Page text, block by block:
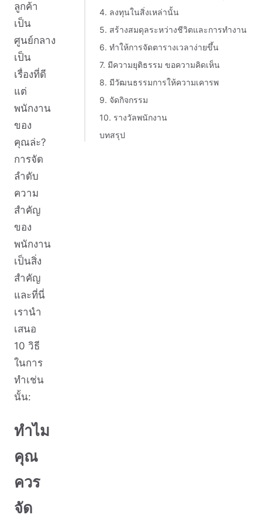
ลูกค้า
เป็น
ศูนย์กลาง
เป็น
เรื่องที่ดี
แต่
พนักงาน
ของ
คุณล่ะ?
การจัด
ลำดับ
ความ
สำคัญ
ของ
พนักงาน
เป็นสิ่ง
สำคัญ
และที่นี่
เรานำ
เสนอ
10 วิธี
ในการ
ทำเช่น
นั้น:
ทำไม
คุณ
ควร
จัด
4. ลงทุนในสิ่งเหล่านั้น
5. สร้างสมดุลระหว่างชีวิตและการทำงาน
6. ทำให้การจัดตารางเวลาง่ายขึ้น
7. มีความยุติธรรม ขอความคิดเห็น
8. มีวัฒนธรรมการให้ความเคารพ
9. จัดกิจกรรม
10. รางวัลพนักงาน
บทสรุป